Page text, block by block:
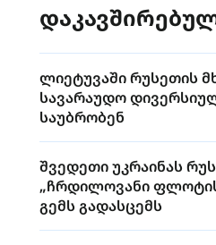
ლიეტუვაში რუსეთის
სავარაუდო
საუბრობენ
შვედეთი უკრაინას
„ჩრდილოვანი
გემს გადასცემს